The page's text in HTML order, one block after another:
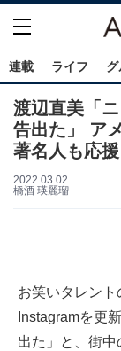
連載 ライフ グ
渡辺直美「
告出た」 ア
著名人も応援
2022.03.02
橋酒 瑛麗瑠
お笑いタレン
Instagramを更
出た」と、街